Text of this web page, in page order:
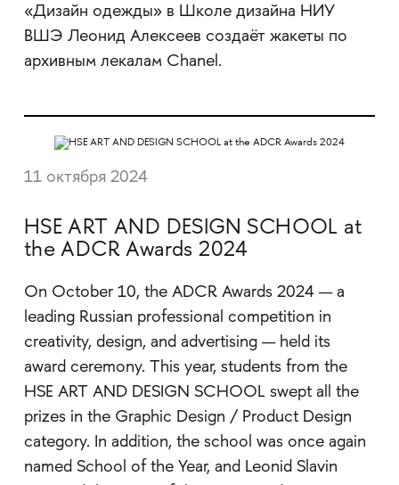
«Дизайн одежды» в Школе дизайна НИУ
ВШЭ Леонид Алексеев создаёт жакеты по
архивным лекалам Chanel.
11 октября 2024
HSE ART AND DESIGN SCHOOL at
the ADCR Awards 2024
On October 10, the ADCR Awards 2024 — a
leading Russian professional competition in
creativity, design, and advertising — held its
award ceremony. This year, students from the
HSE ART AND DESIGN SCHOOL swept all the
prizes in the Graphic Design / Product Design
category. In addition, the school was once again
named School of the Year, and Leonid Slavin